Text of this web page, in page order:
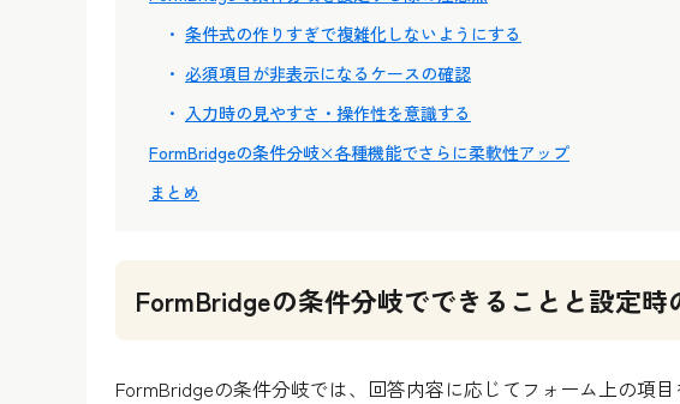
条件式の作りすぎで複雑化しないようにする
必須項目が非表示になるケースの確認
入力時の見やすさ・操作性を意識する
FormBridgeの条件分岐×各種機能でさらに柔軟性アップ
まとめ
FormBridgeの条件分岐でできることと設定時
FormBridgeの条件分岐では、回答内容に応じてフォーム上の項